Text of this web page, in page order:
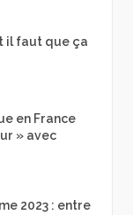
il faut que ça
en France
» avec
2023 : entre